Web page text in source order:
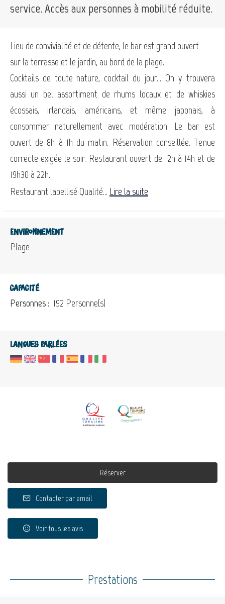
service. Accès aux personnes à mobilité réduite.
Lieu de convivialité et de détente, le bar est grand ouvert
sur la terrasse et le jardin, au bord de la plage.
Cocktails de toute nature, cocktail du jour… On y trouvera
aussi un bel assortiment de rhums locaux et de whiskies
écossais, irlandais, américains, et même japonais, à
consommer naturellement avec modération. Le bar est
ouvert de 8h à 1h du matin. Réservation conseillée. Tenue
correcte exigée le soir. Restaurant ouvert de 12h à 14h et de
19h30 à 22h.
Restaurant labellisé Qualité... Lire la suite
Environnement
Plage
Capacité
Personnes : 192 Personne(s)
Langues parlées
Réserver
Contacter par email
Voir tous les avis
Prestations